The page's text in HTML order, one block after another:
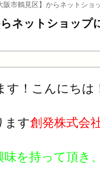
阪市鶴見区】からネットショ
らネットショップ
！こんにちは
ます創発株式会
を持って頂き、